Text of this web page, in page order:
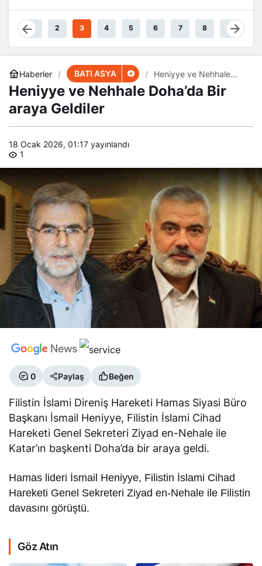
Damarlarında
Akıyor
1 2 3 4 5 6 7 8 9
Haberler BATI ASYA
Heniyye ve Nehhale
Doha’da Bir araya
Geldiler
Heniyye ve Nehhale Doha’da Bir
araya Geldiler
18 Ocak 2026, 01:17 yayınlandı
1
0 Paylaş Beğen
Filistin İslami Direniş Hareketi Hamas Siyasi Büro
Başkanı İsmail Heniyye, Filistin İslami Cihad
Hareketi Genel Sekreteri Ziyad en-Nehale ile
Katar’ın başkenti Doha’da bir araya geldi.
Hamas lideri İsmail Heniyye, Filistin İslami Cihad
Hareketi Genel Sekreteri Ziyad en-Nehale ile Filistin
davasını görüştü.
Göz Atın